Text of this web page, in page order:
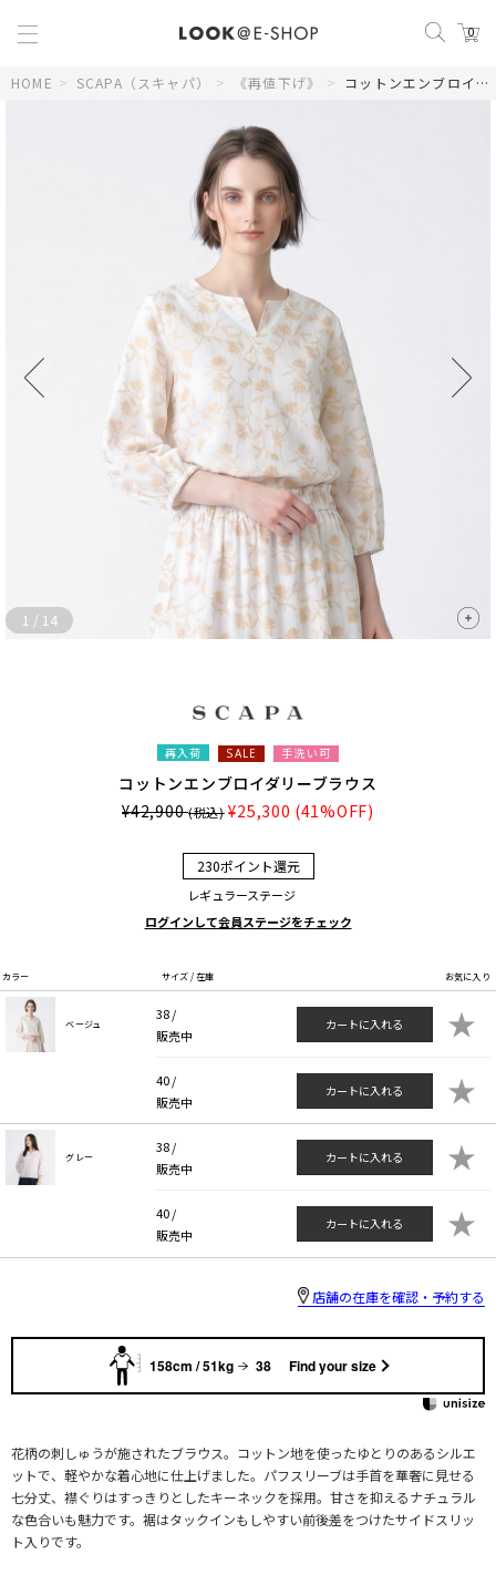
0
HOME > SCAPA（スキャパ） > 《再値下げ》 > コットンエンブロイダリーブラウス
1 / 14
再入荷 SALE 手洗い可
コットンエンブロイダリーブラウス
¥42,900(税込) ¥25,300 (41%OFF)
230ポイント還元
レギュラーステージ
ログインして会員ステージをチェック
カラー サイズ / 在庫 お気に入り
ベージュ
38 /
販売中
カートに入れる ★
40 /
販売中
カートに入れる ★
グレー
38 /
販売中
カートに入れる ★
40 /
販売中
カートに入れる ★
店舗の在庫を確認・予約する
158cm / 51kg 38 Find your size
花柄の刺しゅうが施されたブラウス。コットン地を使ったゆとりのあるシルエ
ットで、軽やかな着心地に仕上げました。パフスリーブは手首を華奢に見せる
七分丈、襟ぐりはすっきりとしたキーネックを採用。甘さを抑えるナチュラル
な色合いも魅力です。裾はタックインもしやすい前後差をつけたサイドスリッ
ト入りです。